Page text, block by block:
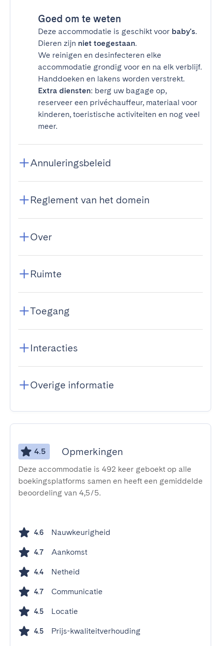
Goed om te weten
Deze accommodatie is geschikt voor baby's.
Dieren zijn niet toegestaan.
We reinigen en desinfecteren elke
accommodatie grondig voor en na elk verblijf.
Handdoeken en lakens worden verstrekt.
Extra diensten: berg uw bagage op,
reserveer een privéchauffeur, materiaal voor
kinderen, toeristische activiteiten en nog veel
meer.
Annuleringsbeleid
Reglement van het domein
Over
Ruimte
Toegang
Interacties
Overige informatie
4.5 Opmerkingen
Deze accommodatie is 492 keer geboekt op alle
boekingsplatforms samen en heeft een gemiddelde
beoordeling van 4,5/5.
4.6 Nauwkeurigheid
4.7 Aankomst
4.4 Netheid
4.7 Communicatie
4.5 Locatie
4.5 Prijs-kwaliteitverhouding